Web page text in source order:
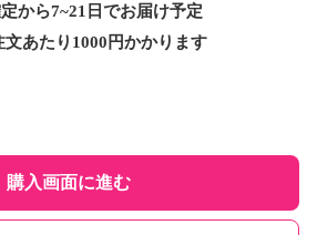
から7~21日でお届け予定
あたり 1000 円かかります
購入画面に進む